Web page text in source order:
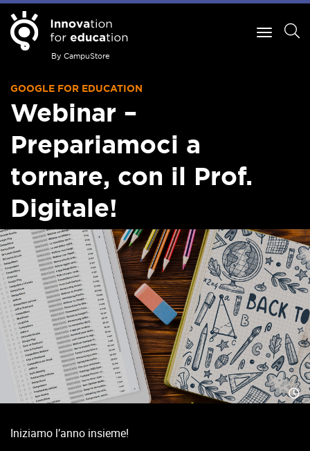
By CampuStore
GOOGLE FOR EDUCATION
Webinar –
Prepariamoci a
tornare, con il Prof.
Digitale!
Iniziamo l’anno insieme!